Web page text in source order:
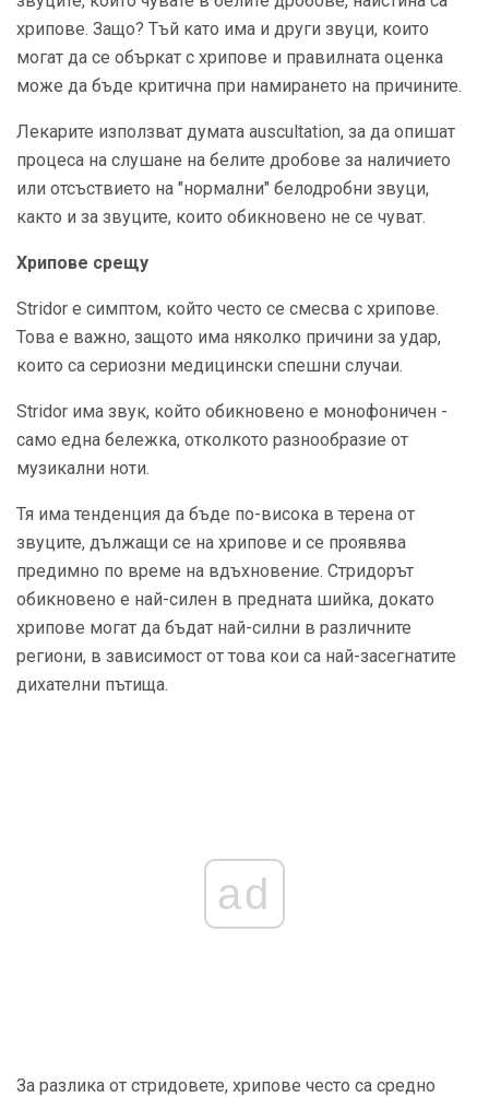
хрипове. Защо? Тъй като има и други звуци, които
могат да се объркат с хрипове и правилната оценка
може да бъде критична при намирането на причините.
Лекарите използват думата auscultation, за да опишат
процеса на слушане на белите дробове за наличието
или отсъствието на "нормални" белодробни звуци,
както и за звуците, които обикновено не се чуват.
Хрипове срещу
Stridor е симптом, който често се смесва с хрипове.
Това е важно, защото има няколко причини за удар,
които са сериозни медицински спешни случаи.
Stridor има звук, който обикновено е монофоничен -
само една бележка, отколкото разнообразие от
музикални ноти.
Тя има тенденция да бъде по-висока в терена от
звуците, дължащи се на хрипове и се проявява
предимно по време на вдъхновение. Стридорът
обикновено е най-силен в предната шийка, докато
хрипове могат да бъдат най-силни в различните
региони, в зависимост от това кои са най-засегнатите
дихателни пътища.
ad
За разлика от стридовете, хрипове често са средно